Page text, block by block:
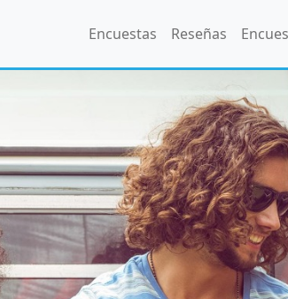
Encuestas Reseñas